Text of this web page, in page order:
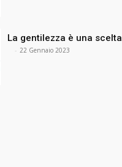
La gentilezza è una scelta
- 22 Gennaio 2023